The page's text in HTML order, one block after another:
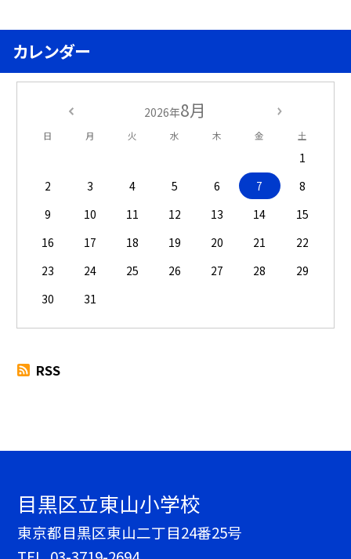
カレンダー
2026年8月
日 月 火 水 木 金 土
1
2
3 4 5 6 7
8
9
10 11 12 13 14
15
16
17 18 19 20 21
22
23
24 25 26 27 28
29
30
31
RSS
目黒区立東山小学校
東京都目黒区東山二丁目24番25号